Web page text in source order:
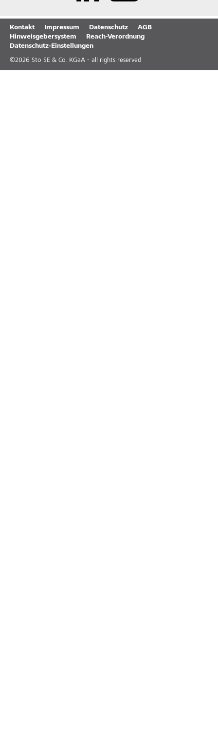
Kontakt Impressum Datenschutz
AGB
Hinweisgebersystem
Reach-Verordnung
Datenschutz-Einstellungen
©2026 Sto SE & Co. KGaA - all rights reserved